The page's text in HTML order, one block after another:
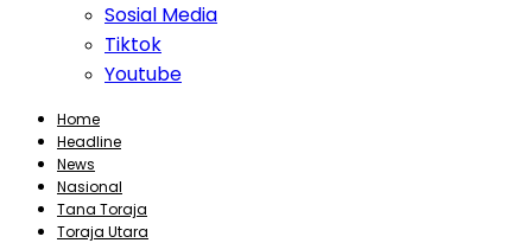
Sosial Media
Tiktok
Youtube
Home
Headline
News
Nasional
Tana Toraja
Toraja Utara